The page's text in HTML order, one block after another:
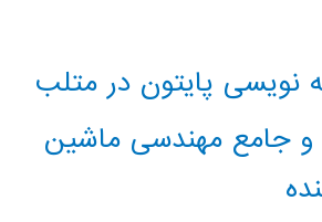
نویسی پایتون در متلب
و جامع مهندسی ماشین